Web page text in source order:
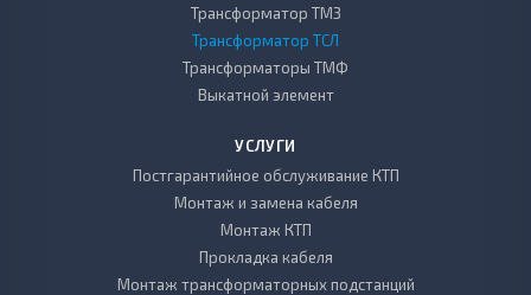
Трансформатор ТМЗ
Трансформатор ТСЛ
Трансформаторы ТМФ
Выкатной элемент
УСЛУГИ
Постгарантийное обслуживание КТП
Монтаж и замена кабеля
Монтаж КТП
Прокладка кабеля
Монтаж трансформаторных подстанций